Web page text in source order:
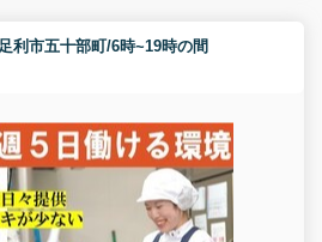
利市五十部町/6時~19時の間